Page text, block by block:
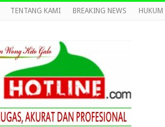
TENTANG KAMI BREAKING NEWS